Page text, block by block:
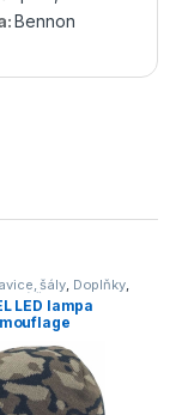
Bennon
šály, Doplňky,
čas
LED lampa